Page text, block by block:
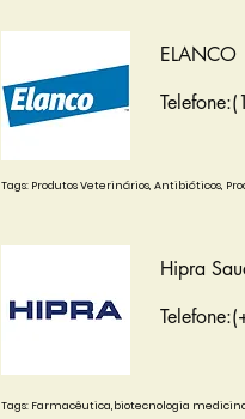
ELANCO
Tags: Produtos Veterinários, Antibióticos,
Hipra
Tags: Farmacêutica,biotecnologia